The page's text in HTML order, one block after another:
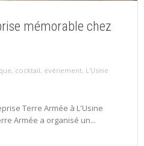
mémorable chez
, cocktail, événement, L'Usine
Terre Armée à L'Usine
Armée a organisé un...